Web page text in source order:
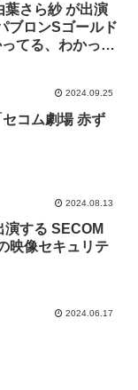
葉さら紗 が出演
ブロンSゴールド
てる、わかって
2024.09.25
コム劇場 赤ず
2024.08.13
する SECOM
映像セキュリテ
2024.06.17